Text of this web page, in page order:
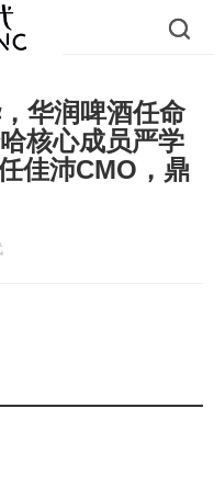
华润啤酒任命
核心成员严学
佳沛CMO，鼎